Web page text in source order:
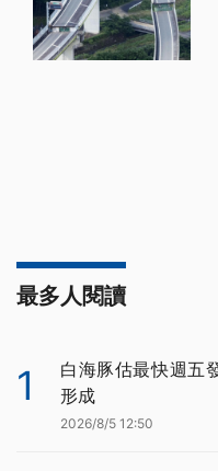
最多人閱讀
1
白海豚估最快週五
形成
2026/8/5 12:50